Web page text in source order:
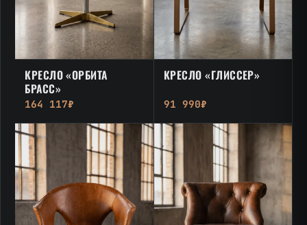
КРЕСЛО «ОРБИТА
БРАСС»
164 117₽
КРЕСЛО «ГЛИССЕР»
91 990₽